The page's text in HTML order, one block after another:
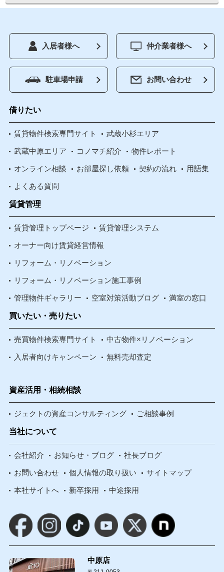
入居者様へ 仲介業者様へ
駐車場申請 お問い合わせ
借りたい
賃貸物件検索専門サイト 武蔵小杉エリア
武蔵中原エリア コノマチ紹介 物件レポート
オンライン相談 お部屋探し依頼 契約の流れ 用語集
よくある質問
賃貸管理
賃貸管理トップページ 賃貸管理システム
オーナー向け賃貸経営情報
リフォーム・リノベーション
リフォーム・リノベーション施工事例
管理物件ギャラリー 空室対策活動ブログ 満室の窓口
買いたい・売りたい
売買物件検索専門サイト 中古物件×リノベーション
入居者向けキャンペーン 無料売却査定
資産活用・相続相談
ジェクトの資産コンサルティング ご相談事例
当社について
会社紹介 お知らせ・ブログ 社長ブログ
お問い合わせ 個人情報の取り扱い サイトマップ
本社サイトへ 新卒採用 中途採用
中原店